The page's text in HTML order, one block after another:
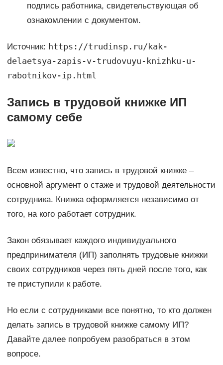
подпись работника, свидетельствующая об
ознакомлении с документом.
Источник: https://trudinsp.ru/kak-
delaetsya-zapis-v-trudovuyu-knizhku-u-
rabotnikov-ip.html
Запись в трудовой книжке ИП
самому себе
Всем известно, что запись в трудовой книжке –
основной аргумент о стаже и трудовой деятельности
сотрудника. Книжка оформляется независимо от
того, на кого работает сотрудник.
Закон обязывает каждого индивидуального
предпринимателя (ИП) заполнять трудовые книжки
своих сотрудников через пять дней после того, как
те приступили к работе.
Но если с сотрудниками все понятно, то кто должен
делать запись в трудовой книжке самому ИП?
Давайте далее попробуем разобраться в этом
вопросе.